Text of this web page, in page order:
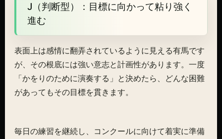
J（判断型）：目標に向かって粘り強く
進む
表面上は感情に翻弄されているように見える有馬です
が、その根底には強い意志と計画性があります。一度
「かをりのために演奏する」と決めたら、どんな困難
があってもその目標を貫きます。
毎日の練習を継続し、コンクールに向けて着実に準備